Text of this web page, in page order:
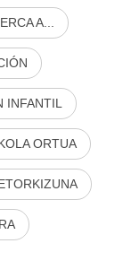
A...
INFANTIL
ORTUA